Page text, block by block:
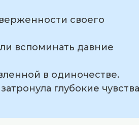
своего
вспоминать давние
в одиночестве.
глубокие чувства